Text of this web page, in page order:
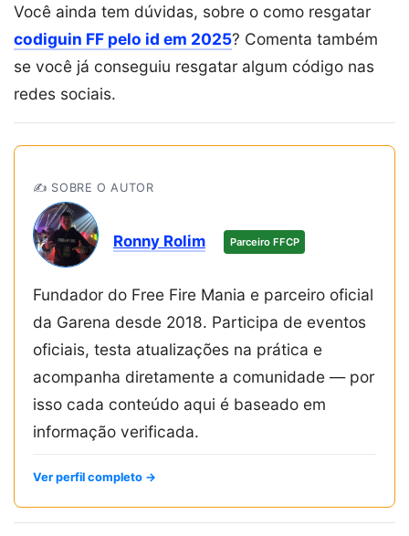
Você ainda tem dúvidas, sobre o como resgatar
codiguin FF pelo id em 2025? Comenta também
se você já conseguiu resgatar algum código nas
redes sociais.
✍️ SOBRE O AUTOR
Ronny Rolim Parceiro FFCP
Fundador do Free Fire Mania e parceiro oficial
da Garena desde 2018. Participa de eventos
oficiais, testa atualizações na prática e
acompanha diretamente a comunidade — por
isso cada conteúdo aqui é baseado em
informação verificada.
Ver perfil completo →